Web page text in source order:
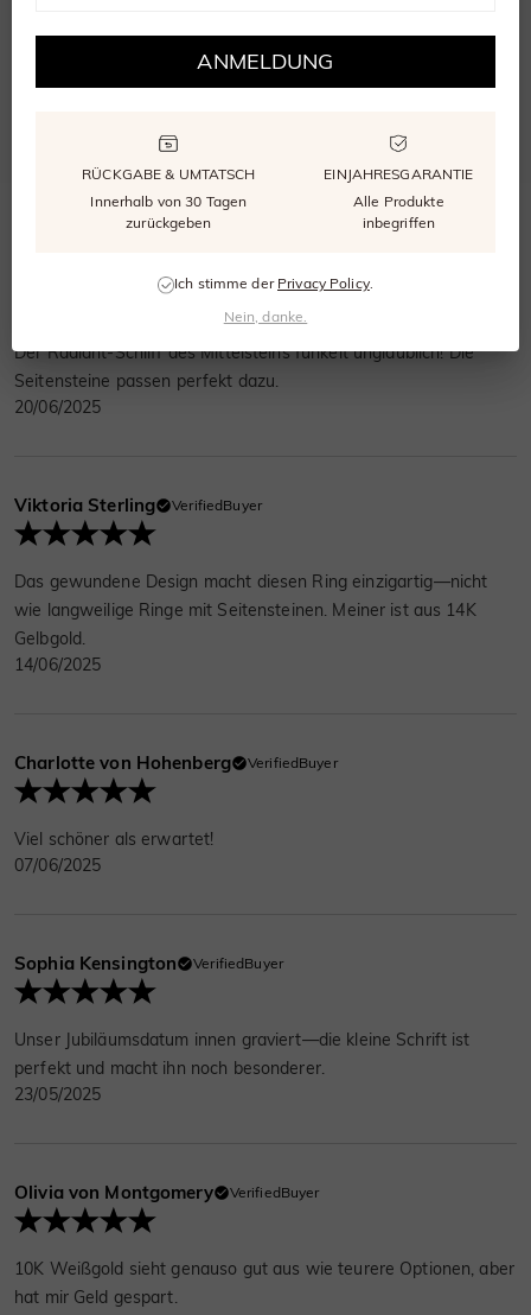
8 bewertungen
Bewertungen(8)Fragen(0)
Eleonora Weißbach VerifiedBuyer
Der Radiant-Schliff des Mittelsteins funkelt unglaublich! Die
Seitensteine passen perfekt dazu.
20/06/2025
Viktoria Sterling VerifiedBuyer
Das gewundene Design macht diesen Ring einzigartig—nicht
wie langweilige Ringe mit Seitensteinen. Meiner ist aus 14K
Gelbgold.
14/06/2025
Charlotte von Hohenberg VerifiedBuyer
Viel schöner als erwartet!
07/06/2025
Sophia Kensington VerifiedBuyer
Unser Jubiläumsdatum innen graviert—die kleine Schrift ist
perfekt und macht ihn noch besonderer.
23/05/2025
Olivia von Montgomery VerifiedBuyer
10K Weißgold sieht genauso gut aus wie teurere Optionen, aber
hat mir Geld gespart.
ANMELDUNG
RÜCKGABE & UMTATSCH
Innerhalb von 30 Tagen
zurückgeben
EINJAHRESGARANTIE
Alle Produkte
inbegriffen
Ich stimme der Privacy Policy.
Nein, danke.